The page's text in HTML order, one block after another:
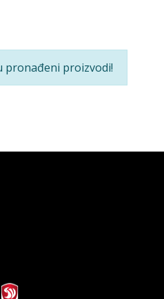
pronađeni proizvodi!